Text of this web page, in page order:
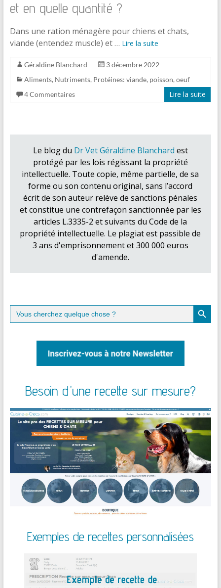
et en quelle quantité ?
Dans une ration ménagère pour chiens et chats,
viande (entendez muscle) et … Lire la suite
Géraldine Blanchard
3 décembre 2022
Aliments, Nutriments, Protéines: viande, poisson, oeuf
4 Commentaires
Lire la suite
Le blog du Dr Vet Géraldine Blanchard est
protégé par les lois régissant la propriété
intellectuelle. Toute copie, même partielle, de sa
forme ou son contenu original, sans l’accord
écrit de son auteur relève de sanctions pénales
et constitue une contrefaçon sanctionnée par les
articles L.3335-2 et suivants du Code de la
propriété intellectuelle. Le plagiat est passible de
3 ans d'emprisonnement et 300 000 euros
d'amende.
Search
for:
Search Button
Besoin d'une recette sur mesure?
Exemples de recettes personnalisées